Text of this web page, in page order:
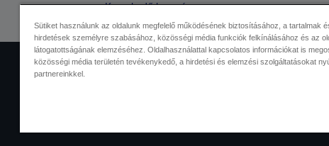
Kereskedő keresése
Kereskedelmi központ
Sütiket használunk az oldalunk megfelelő működésének biztosításához, a tartalmak
hirdetések személyre szabásához, közösségi média funkciók felkínálásához és az
látogatottságának elemzéséhez. Oldalhasználattal kapcsolatos információkat is
közösségi média területén tevékenykedő, a hirdetési és elemzési szolgáltatásokat
partnereinkkel.